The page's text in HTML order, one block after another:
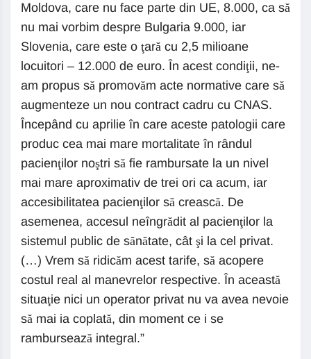
Moldova, care nu face parte din UE, 8.000, ca să
nu mai vorbim despre Bulgaria 9.000, iar
Slovenia, care este o ţară cu 2,5 milioane
locuitori – 12.000 de euro. În acest condiţii, ne-
am propus să promovăm acte normative care să
augmenteze un nou contract cadru cu CNAS.
Începând cu aprilie în care aceste patologii care
produc cea mai mare mortalitate în rândul
pacienţilor noştri să fie rambursate la un nivel
mai mare aproximativ de trei ori ca acum, iar
accesibilitatea pacienţilor să crească. De
asemenea, accesul neîngrădit al pacienţilor la
sistemul public de sănătate, cât şi la cel privat.
(…) Vrem să ridicăm acest tarife, să acopere
costul real al manevrelor respective. În această
situaţie nici un operator privat nu va avea nevoie
să mai ia coplată, din moment ce i se
rambursează integral.”